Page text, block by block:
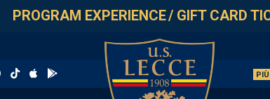
PROGRAM EXPERIENCE/ GIFT CARD